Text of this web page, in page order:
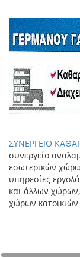
ΣΥΝΕΡΓΕΙΟ
συνεργείο
εσωτερικών
υπηρεσίες
και άλλων
χώρων